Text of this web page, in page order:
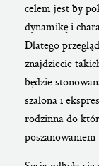
celem jest by
dynamikę i
Dlatego
znajdziecie
będzie
szalona i
rodzinna do